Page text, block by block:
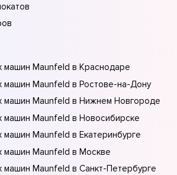
машин Maunfeld в Краснодаре
машин Maunfeld в Ростове-на-Донy
машин Maunfeld в Нижнем Новгороде
машин Maunfeld в Новосибирске
машин Maunfeld в Екатеринбурге
машин Maunfeld в Москве
машин Maunfeld в Санкт-Петербурге